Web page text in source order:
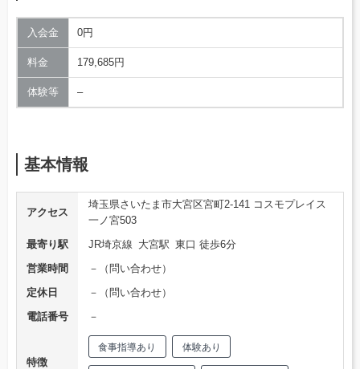
入会金 0円
料金 179,685円
体験等 –
基本情報
アクセス
埼玉県さいたま市大宮区宮町2-141 コスモプレイス
一ノ宮503
最寄り駅
JR埼京線 大宮駅 東口 徒歩6分
営業時間
－（問い合わせ）
定休日
－（問い合わせ）
電話番号
－
特徴
食事指導あり 体験あり